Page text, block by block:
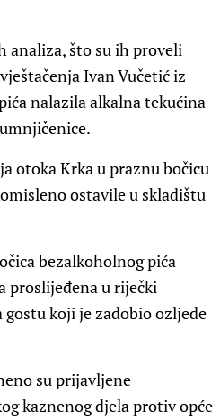
što su ih proveli
Ivan Vučetić iz
nalazila alkalna tekućina-
otoka Krka u praznu bočicu
ostavile u skladištu
bezalkoholnog pića
proslijeđena u riječki
koji je zadobio ozljede
su prijavljene
kaznenog djela protiv opće